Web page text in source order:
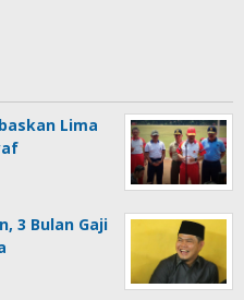
Lima
3 Bulan Gaji